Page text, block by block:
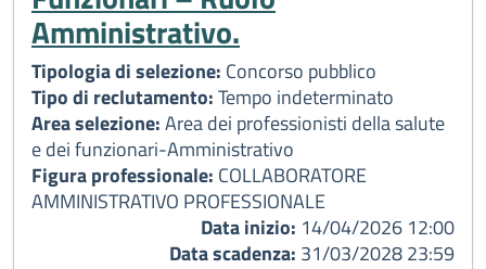
Amministrativo.
Tipologia di selezione: Concorso pubblico
Tipo di reclutamento:Tempo indeterminato
Area selezione:Area dei professionisti della salute
e dei funzionari-Amministrativo
Figura professionale: COLLABORATORE
AMMINISTRATIVO PROFESSIONALE
Data inizio: 14/04/2026 12:00
Data scadenza: 31/03/2028 23:59